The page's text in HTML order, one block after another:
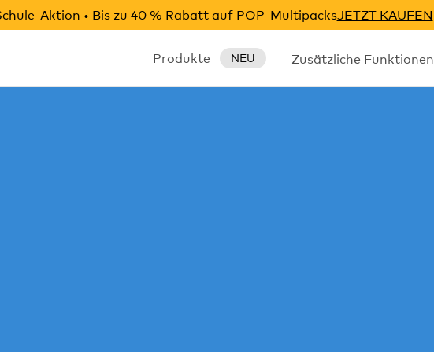
Aktion • Bis zu 40 % Rabatt auf POP-MultipacksJETZT KAUFEN
Produkte NEU Zusätzliche Funktionen